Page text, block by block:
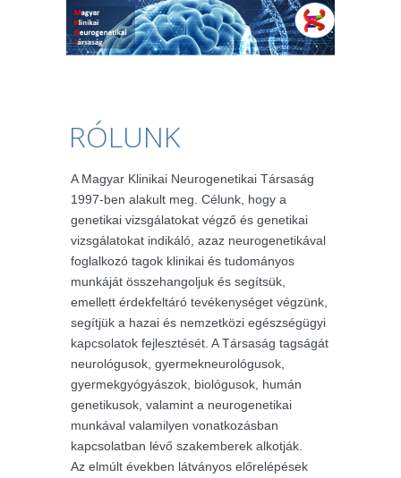
RÓLUNK
A Magyar Klinikai Neurogenetikai Társaság
1997-ben alakult meg. Célunk, hogy a
genetikai vizsgálatokat végző és genetikai
vizsgálatokat indikáló, azaz neurogenetikával
foglalkozó tagok klinikai és tudományos
munkáját összehangoljuk és segítsük,
emellett érdekfeltáró tevékenységet végzünk,
segítjük a hazai és nemzetközi egészségügyi
kapcsolatok fejlesztését. A Társaság tagságát
neurológusok, gyermekneurológusok,
gyermekgyógyászok, biológusok, humán
genetikusok, valamint a neurogenetikai
munkával valamilyen vonatkozásban
kapcsolatban lévő szakemberek alkotják.
Az elmúlt években látványos előrelépések